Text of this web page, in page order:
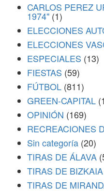
CARLOS PEREZ
1974" (1)
ELECCIONES
ELECCIONES
ESPECIALES (13)
FIESTAS (59)
FÚTBOL (811)
GREEN-CAPITAL
OPINIÓN (169)
RECREACIONES
Sin categoría (20)
TIRAS DE ÁLAVA
TIRAS DE BIZKAIA
TIRAS DE